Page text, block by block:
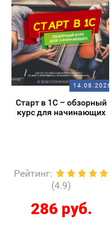
14.08.2026
Старт в 1С – обзорный
курс для начинающих
Рейтинг:
(4.9)
286 руб.